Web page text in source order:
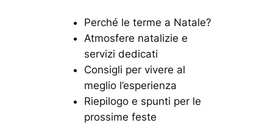
Perché le terme a Natale?
Atmosfere natalizie e
servizi dedicati
Consigli per vivere al
meglio l’esperienza
Riepilogo e spunti per le
prossime feste